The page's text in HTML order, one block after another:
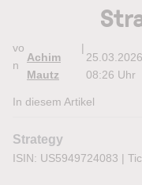
vo
n
Achim
Mautz
|
08:26 Uhr
In diesem Artikel
Strategy
ISIN: US5949724083 |